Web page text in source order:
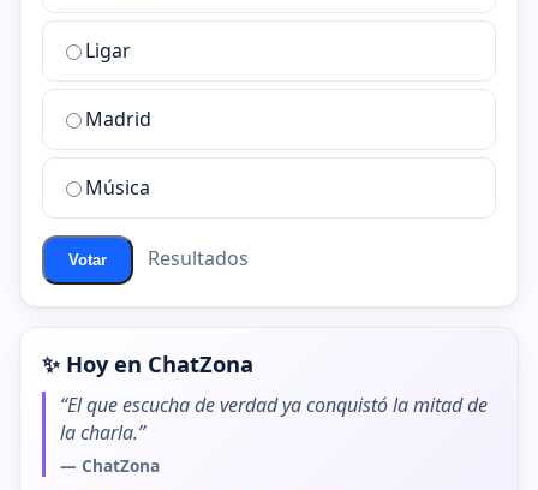
la
mejor
sala
chat
ChatZona?
Ligar
Madrid
Música
Votar Resultados
✨ Hoy en ChatZona
“El que escucha de verdad ya conquistó la mitad de
la charla.”
— ChatZona